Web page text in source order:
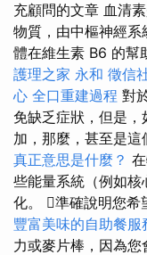
充顧問的文章 血清
物質，由中樞神經
體在維生素 B6 的幫
護理之家 永和 徵信
心 全口重建過程 對
免缺乏症狀，但是
加，那麼，甚至是這
真正意思是什麼？
些能量系統（例如核
化。 準確說明您希
豐富美味的自助餐服
力或麥片棒，因為您